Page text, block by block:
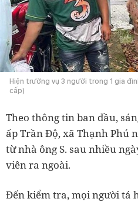
Hiện trường vụ 3 người trong 1 gia
cấp)
Theo thông tin ban đầu,
ấp Trần Độ, xã Thạnh Phú
từ nhà ông S. sau nhiều
viên ra ngoài.
Đến kiểm tra, mọi người tá